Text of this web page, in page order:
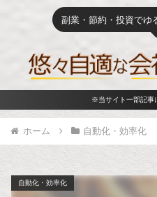
副業・節約・投資でゆ
※当サイト一部記事
ホーム 自動化・効率化
自動化・効率化